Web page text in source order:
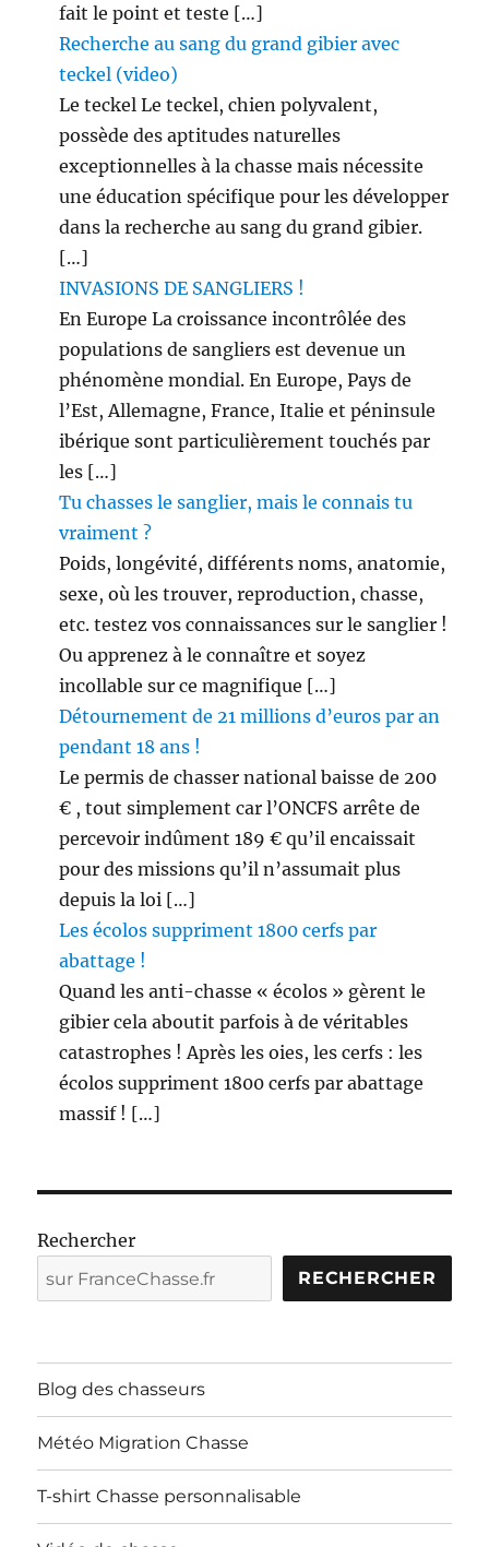
fait le point et teste […]
Recherche au sang du grand gibier avec
teckel (video)
Le teckel Le teckel, chien polyvalent,
possède des aptitudes naturelles
exceptionnelles à la chasse mais nécessite
une éducation spécifique pour les développer
dans la recherche au sang du grand gibier.
[…]
INVASIONS DE SANGLIERS !
En Europe La croissance incontrôlée des
populations de sangliers est devenue un
phénomène mondial. En Europe, Pays de
l’Est, Allemagne, France, Italie et péninsule
ibérique sont particulièrement touchés par
les […]
Tu chasses le sanglier, mais le connais tu
vraiment ?
Poids, longévité, différents noms, anatomie,
sexe, où les trouver, reproduction, chasse,
etc. testez vos connaissances sur le sanglier !
Ou apprenez à le connaître et soyez
incollable sur ce magnifique […]
Détournement de 21 millions d’euros par an
pendant 18 ans !
Le permis de chasser national baisse de 200
€ , tout simplement car l’ONCFS arrête de
percevoir indûment 189 € qu’il encaissait
pour des missions qu’il n’assumait plus
depuis la loi […]
Les écolos suppriment 1800 cerfs par
abattage !
Quand les anti-chasse « écolos » gèrent le
gibier cela aboutit parfois à de véritables
catastrophes ! Après les oies, les cerfs : les
écolos suppriment 1800 cerfs par abattage
massif ! […]
Rechercher
RECHERCHER
Blog des chasseurs
Météo Migration Chasse
T-shirt Chasse personnalisable